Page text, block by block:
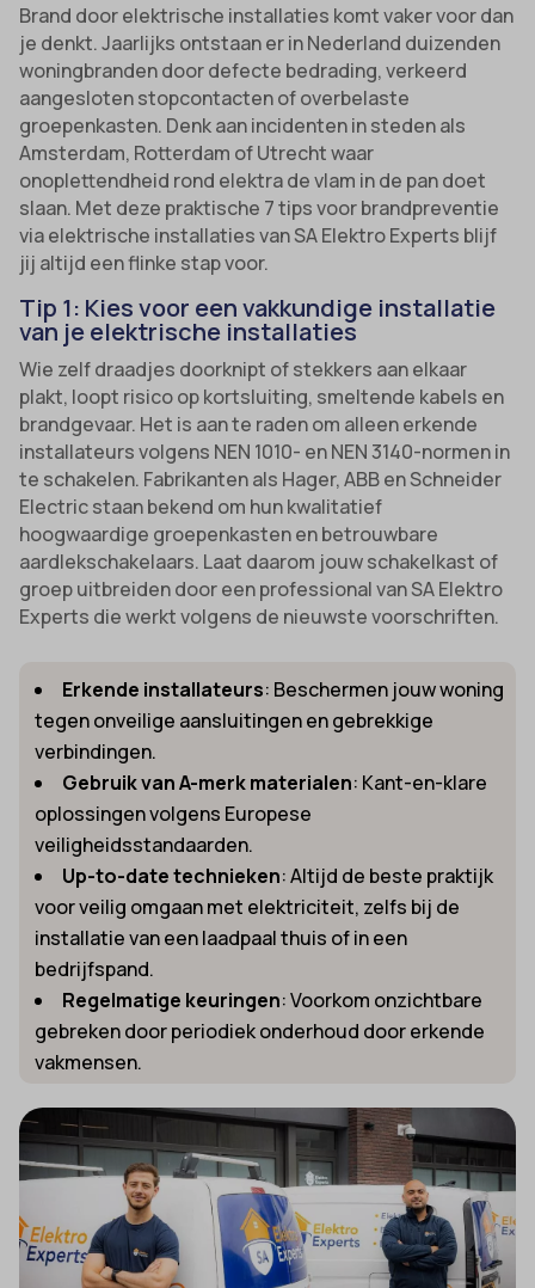
Brand door elektrische installaties komt vaker voor dan
je denkt. Jaarlijks ontstaan er in Nederland duizenden
woningbranden door defecte bedrading, verkeerd
aangesloten stopcontacten of overbelaste
groepenkasten. Denk aan incidenten in steden als
Amsterdam, Rotterdam of Utrecht waar
onoplettendheid rond elektra de vlam in de pan doet
slaan. Met deze praktische 7 tips voor brandpreventie
via elektrische installaties van SA Elektro Experts blijf
jij altijd een flinke stap voor.
Tip 1: Kies voor een vakkundige installatie
van je elektrische installaties
Wie zelf draadjes doorknipt of stekkers aan elkaar
plakt, loopt risico op kortsluiting, smeltende kabels en
brandgevaar. Het is aan te raden om alleen erkende
installateurs volgens NEN 1010- en NEN 3140-normen in
te schakelen. Fabrikanten als Hager, ABB en Schneider
Electric staan bekend om hun kwalitatief
hoogwaardige groepenkasten en betrouwbare
aardlekschakelaars. Laat daarom jouw schakelkast of
groep uitbreiden door een professional van SA Elektro
Experts die werkt volgens de nieuwste voorschriften.
Erkende installateurs: Beschermen jouw woning
tegen onveilige aansluitingen en gebrekkige
verbindingen.
Gebruik van A-merk materialen: Kant-en-klare
oplossingen volgens Europese
veiligheidsstandaarden.
Up-to-date technieken: Altijd de beste praktijk
voor veilig omgaan met elektriciteit, zelfs bij de
installatie van een laadpaal thuis of in een
bedrijfspand.
Regelmatige keuringen: Voorkom onzichtbare
gebreken door periodiek onderhoud door erkende
vakmensen.